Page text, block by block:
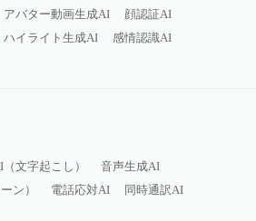
アバター動画生成AI
顔認証AI
ハイライト生成AI
感情認識AI
文字起こし）
音声生成AI
ン）
電話応対AI
同時通訳AI